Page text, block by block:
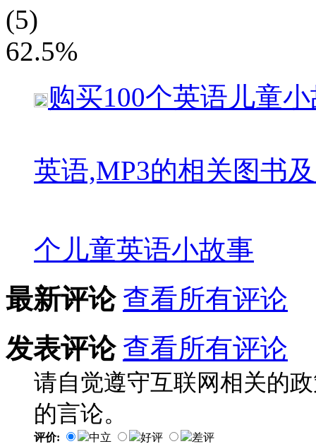
(5)
62.5%
购买100个英语儿童
英语,MP3的相关图书
个儿童英语小故事
最新评论 查看所有评论
发表评论 查看所有评论
请自觉遵守互联网相关的
的言论。
评价: 中立 好评 差评